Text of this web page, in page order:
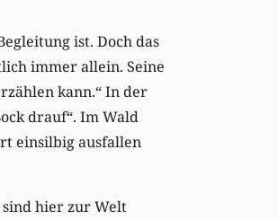
ist. Doch das
immer allein. Seine
kann.“ In der
drauf“. Im Wald
einsilbig ausfallen
sind hier zur Welt